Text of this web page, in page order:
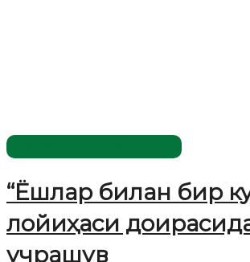
“Ёшлар билан бир
лойиҳаси
учрашув